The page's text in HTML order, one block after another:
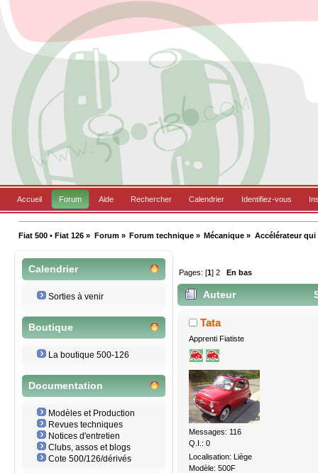
Accueil Forum Aide Rechercher Calendrier Identifiez-vous
Fiat 500 • Fiat 126 » Forum» Forum technique» Mécanique » Accélérateur qui
Calendrier
Sorties à venir
Boutique
La boutique 500-126
Documentation
Modèles et Production
Revues techniques
Notices d'entretien
Clubs, assos et blogs
Cote 500/126/dérivés
Pages: [1]2 En bas
Auteur
Tata
Apprenti Fiatiste
Messages: 116
Q.I.: 0
Localisation: Liège
Modèle: 500F